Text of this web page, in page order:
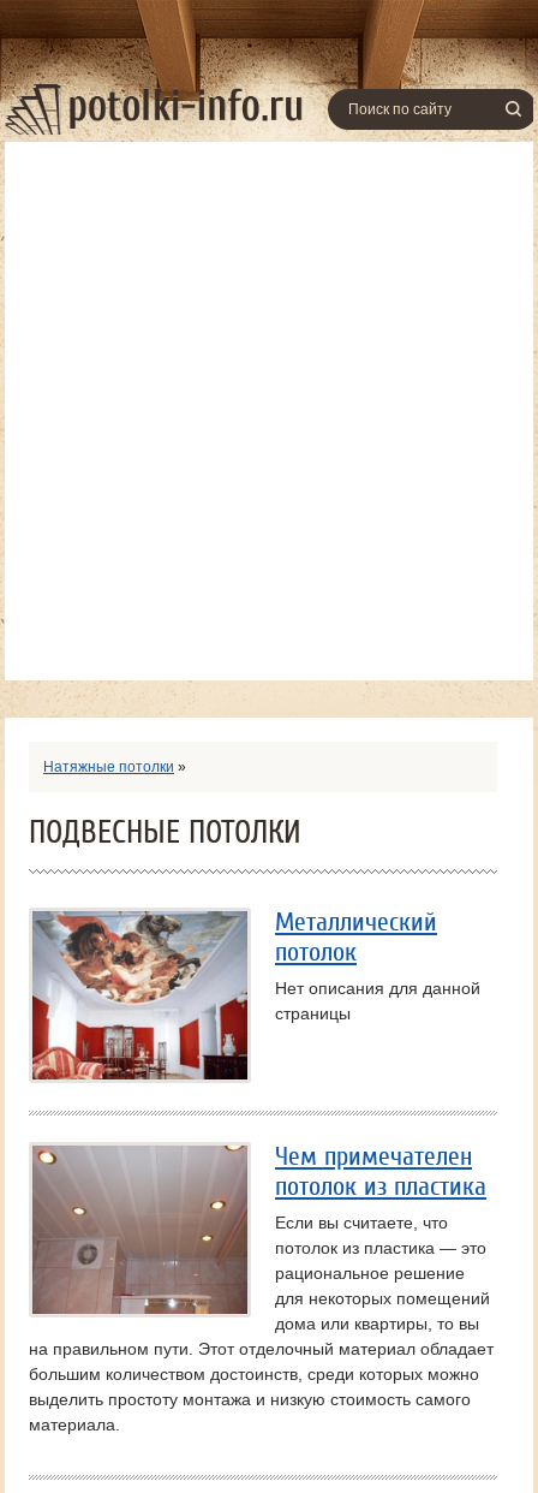
Натяжные потолки »
ПОДВЕСНЫЕ ПОТОЛКИ
Металлический
потолок
Нет описания для данной
страницы
Чем примечателен
потолок из пластика
Если вы считаете, что
потолок из пластика — это
рациональное решение
для некоторых помещений
дома или квартиры, то вы
на правильном пути. Этот отделочный материал обладает
большим количеством достоинств, среди которых можно
выделить простоту монтажа и низкую стоимость самого
материала.